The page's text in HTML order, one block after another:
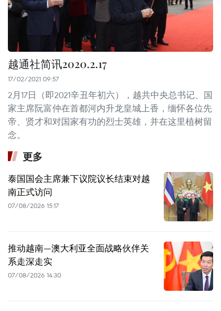
越通社简讯2020.2.17
17/02/2021 09:57
2月17日（即2021辛丑年初六），越共中央总书记、国
家主席阮富仲在首都河内升龙皇城上香，缅怀各位先
帝、贤才和对国家有功的烈士英雄，并在这里植树留
念。
更多
泰国国会主席兼下议院议长结束对越
南正式访问
07/08/2026 15:17
推动越南—澳大利亚全面战略伙伴关
系走深走实
07/08/2026 14:30